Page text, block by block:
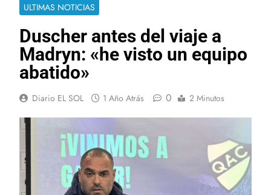
ULTIMAS NOTICIAS
Duscher antes del viaje a
Madryn: «he visto un equipo
abatido»
Diario EL SOL 1 Año Atrás 0 2 Minutos